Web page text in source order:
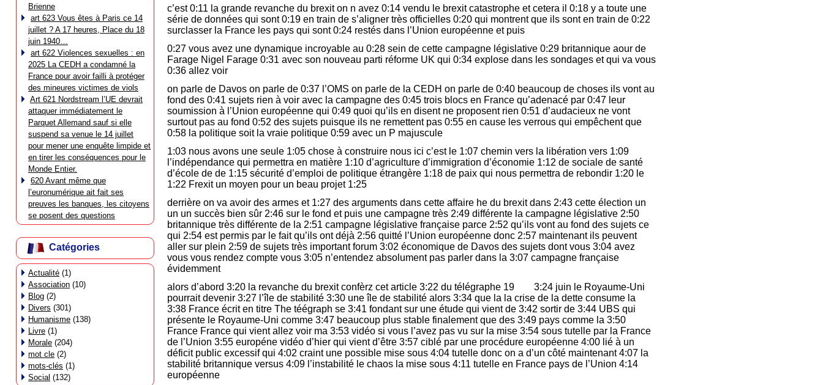
Brienne
art 623 Vous êtes à Paris ce 14
juillet ? A 17 heures, Place du 18
juin 1940…
art 622 Violences sexuelles : en
2025 La CEDH a condamné la
France pour avoir failli à protéger
des mineures victimes de viols
Art 621 Nordstream l’UE devrait
attaquer immédiatement le
Parquet Allemand sauf si elle
suspend sa venue le 14 juillet
pour mener une enquête limpide et
en tirer les conséquences pour le
Monde Entier.
620 Avant même que
l’euronumérique ait fait ses
preuves les banques, les citoyens
se posent des questions
Catégories
Actualité (1)
Association (10)
Blog (2)
Divers (301)
Humanisme (138)
Livre (1)
Morale (204)
mot cle (2)
mots-clés (1)
Social (132)
c’est 0:11 la grande revanche du brexit on n avez 0:14 vendu le brexit catastrophe et cetera il 0:18 y a toute une
série de données qui sont 0:19 en train de s’aligner très officielles 0:20 qui montrent que ils sont en train de 0:22
surclasser la France les pays qui sont 0:24 restés dans l’Union européenne et puis
0:27 vous avez une dynamique incroyable au 0:28 sein de cette campagne législative 0:29 britannique aour de
Farage Nigel Farage 0:31 avec son nouveau parti réforme UK qui 0:34 explose dans les sondages et qui va vous
0:36 allez voir
on parle de Davos on parle de 0:37 l’OMS on parle de la CEDH on parle de 0:40 beaucoup de choses ils vont au
fond des 0:41 sujets rien à voir avec la campagne des 0:45 trois blocs en France qu’adenacé par 0:47 leur
soumission à l’Union européenne qui 0:49 quoi qu’ils en disent ne proposent rien 0:51 d’audacieux ne vont
surtout pas au fond 0:52 des sujets puisque ils ne remettent pas 0:55 en cause les verrous qui empêchent que
0:58 la politique soit la vraie politique 0:59 avec un P majuscule
1:03 nous avons une seule 1:05 chose à construire nous ici c’est le 1:07 chemin vers la libération vers 1:09
l’indépendance qui permettra en matière 1:10 d’agriculture d’immigration d’économie 1:12 de sociale de santé
d’école de de 1:15 sécurité d’emploi de politique étrangère 1:18 de paix qui nous permettra de rebondir 1:20 le
1:22 Frexit un moyen pour un beau projet 1:25
derrière on va avoir des armes et 1:27 des arguments dans cette affaire he du brexit dans 2:43 cette élection un
un un succès bien sûr 2:46 sur le fond et puis une campagne très 2:49 différente la campagne législative 2:50
britannique très différente de la 2:51 campagne législative française parce 2:52 qu’ils vont au fond des sujets ce
qui 2:54 est permis par le fait qu’ils ont déjà 2:56 quitté l’Union européenne donc 2:57 maintenant ils peuvent
aller sur plein 2:59 de sujets très important forum 3:02 économique de Davos des sujets dont vous 3:04 avez
vous vous rendez compte vous 3:05 n’entendez absolument pas parler dans la 3:07 campagne française
évidemment
alors d’abord 3:20 la revanche du brexit confèrz cet article 3:22 du télégraphe 19 3:24 juin le Royaume-Uni
pourrait devenir 3:27 l’île de stabilité 3:30 une île de stabilité alors 3:34 que la la crise de la dette consume la
3:38 France écrit en titre The téégraph se 3:41 fondant sur une étude qui vient de 3:42 sortir de 3:44 UBS qui
présente le Royaume-Uni comme 3:47 beaucoup plus stable finalement que des 3:49 pays comme la 3:50
France France qui vient allez voir ma 3:53 vidéo si vous l’avez pas vu sur la mise 3:54 sous tutelle par la France
de l’Union 3:55 européne vidéo d’hier qui vient d’être 3:57 ciblé par une procédure européenne 4:00 lié à un
déficit public excessif qui 4:02 craint une possible mise sous 4:04 tutelle donc on a d’un côté maintenant 4:07 la
stabilité britannique versus 4:09 l’instabilité le chaos la mise sous 4:11 tutelle en France pays de l’Union 4:14
européenne